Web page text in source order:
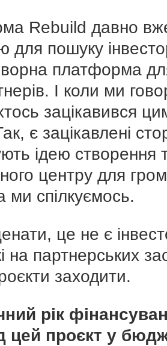
Rebuild давно
пошуку
платформа
І коли ми
зацікавився
є зацікавлені
ідею створення
центру для
ми спілкуємось.
це не є
на партнерських
заходити.
рік
цей проєкт у